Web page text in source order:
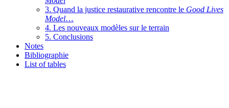
3. Quand la justice restaurative rencontre le Good Lives
Model…
4. Les nouveaux modèles sur le terrain
5. Conclusions
Notes
Bibliographie
List of tables